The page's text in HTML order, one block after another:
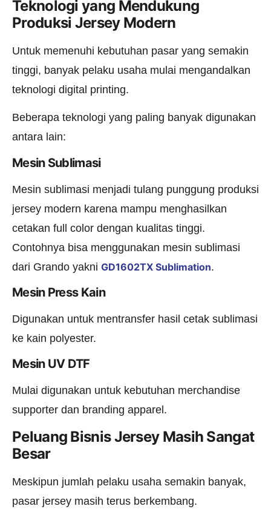
Teknologi yang Mendukung
Produksi Jersey Modern
Untuk memenuhi kebutuhan pasar yang semakin
tinggi, banyak pelaku usaha mulai mengandalkan
teknologi digital printing.
Beberapa teknologi yang paling banyak digunakan
antara lain:
Mesin Sublimasi
Mesin sublimasi menjadi tulang punggung produksi
jersey modern karena mampu menghasilkan
cetakan full color dengan kualitas tinggi.
Contohnya bisa menggunakan mesin sublimasi
dari Grando yakni GD1602TX Sublimation.
Mesin Press Kain
Digunakan untuk mentransfer hasil cetak sublimasi
ke kain polyester.
Mesin UV DTF
Mulai digunakan untuk kebutuhan merchandise
supporter dan branding apparel.
Peluang Bisnis Jersey Masih Sangat
Besar
Meskipun jumlah pelaku usaha semakin banyak,
pasar jersey masih terus berkembang.